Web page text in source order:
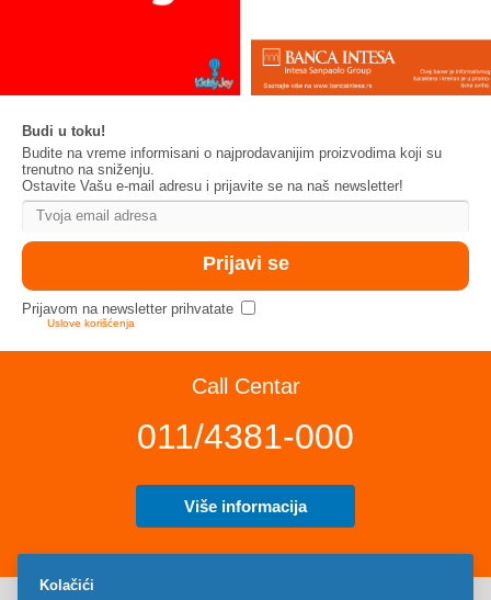
Budi u toku!
Budite na vreme informisani o najprodavanijim proizvodima koji su
trenutno na sniženju.
Ostavite Vašu e-mail adresu i prijavite se na naš newsletter!
Prijavom na newsletter prihvatate
Uslove korišćenja
Call Centar
011/4381-000
Više informacija
Kolačići